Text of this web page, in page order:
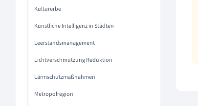
Kulturerbe
Künstliche Intelligenz in Städten
Leerstandsmanagement
Lichtverschmutzung Reduktion
Lärmschutzmaßnahmen
Metropolregion